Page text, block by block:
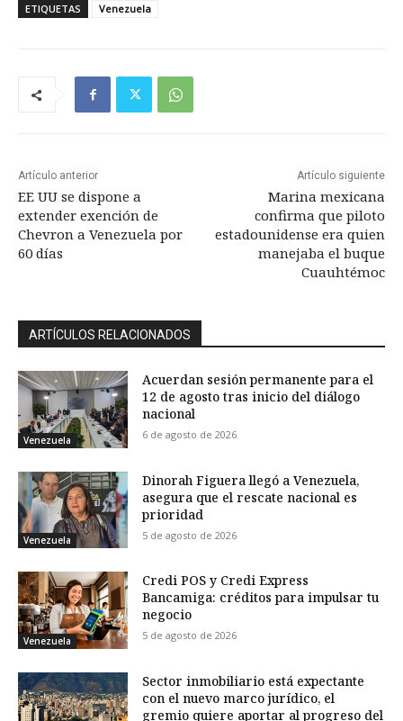
ETIQUETAS Venezuela
Artículo anterior
EE UU se dispone a
extender exención de
Chevron a Venezuela por
60 días
Artículo siguiente
Marina mexicana
confirma que piloto
estadounidense era quien
manejaba el buque
Cuauhtémoc
ARTÍCULOS RELACIONADOS
Venezuela
Acuerdan sesión permanente para el
12 de agosto tras inicio del diálogo
nacional
6 de agosto de 2026
Venezuela
Dinorah Figuera llegó a Venezuela,
asegura que el rescate nacional es
prioridad
5 de agosto de 2026
Venezuela
Credi POS y Credi Express
Bancamiga: créditos para impulsar tu
negocio
5 de agosto de 2026
Sector inmobiliario está expectante
con el nuevo marco jurídico, el
gremio quiere aportar al progreso del